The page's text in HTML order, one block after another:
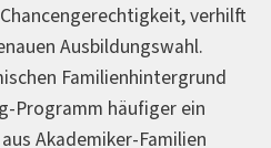
verhilft
Ausbildungswahl.
Familienhintergrund
Programm häufiger ein
Akademiker-Familien